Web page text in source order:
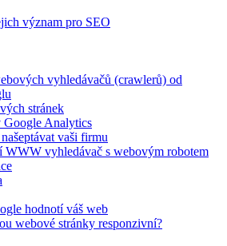
význam pro SEO
vyhledávačů (crawlerů) od
stránek
Analytics
vaši firmu
WWW vyhledávač s webovým robotem
hodnotí váš web
webové stránky responzivní?